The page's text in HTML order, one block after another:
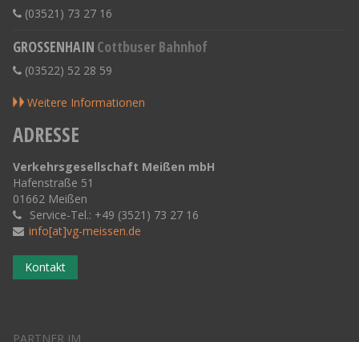
(03521) 73 27 16
GROSSENHAIN Cottbuser Bahnhof
(03522) 52 28 59
Weitere Informationen
ADRESSE
Verkehrsgesellschaft Meißen mbH
Hafenstraße 51
01662 Meißen
Service-Tel.: +49 (3521) 73 27 16
info[at]vg-meissen.de
Kontakt
PARTNER IM